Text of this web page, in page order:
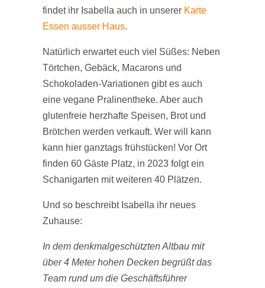
findet ihr Isabella auch in unserer Karte
Essen ausser Haus.
Natürlich erwartet euch viel Süßes: Neben
Törtchen, Gebäck, Macarons und
Schokoladen-Variationen gibt es auch
eine vegane Pralinentheke. Aber auch
glutenfreie herzhafte Speisen, Brot und
Brötchen werden verkauft. Wer will kann
kann hier ganztags frühstücken! Vor Ort
finden 60 Gäste Platz, in 2023 folgt ein
Schanigarten mit weiteren 40 Plätzen.
Und so beschreibt Isabella ihr neues
Zuhause:
In dem denkmalgeschützten Altbau mit
über 4 Meter hohen Decken begrüßt das
Team rund um die Geschäftsführer